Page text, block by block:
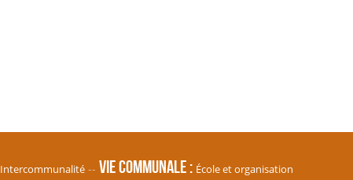
Intercommunalité Vie communale École et organisation